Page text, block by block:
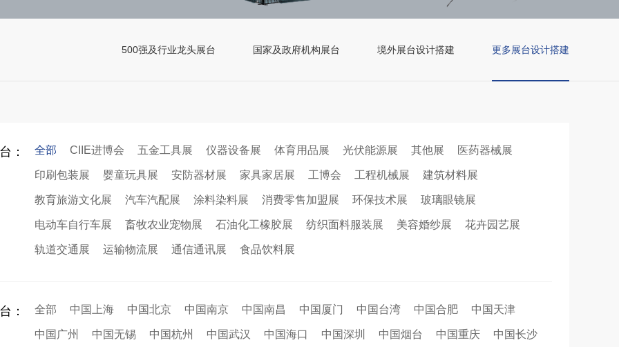
500强及行业龙头展台 国家及政府机构展台 境外展台设计搭建 更多展台设计搭建
： 全部 CIIE进博会 五金工具展 仪器设备展 体育用品展 光伏能源展 其他展 医药器械展
印刷包装展 婴童玩具展 安防器材展 家具家居展 工博会 工程机械展 建筑材料展
教育旅游文化展 汽车汽配展 涂料染料展 消费零售加盟展 环保技术展 玻璃眼镜展
电动车自行车展 畜牧农业宠物展 石油化工橡胶展 纺织面料服装展 美容婚纱展 花卉园艺展
轨道交通展 运输物流展 通信通讯展 食品饮料展
： 全部 中国上海 中国北京 中国南京 中国南昌 中国厦门 中国台湾 中国合肥 中国天津
中国广州 中国无锡 中国杭州 中国武汉 中国海口 中国深圳 中国烟台 中国重庆 中国长沙